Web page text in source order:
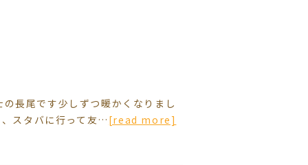
長尾です少しずつ暖かくなりまし
スタバに行って友…[read more]